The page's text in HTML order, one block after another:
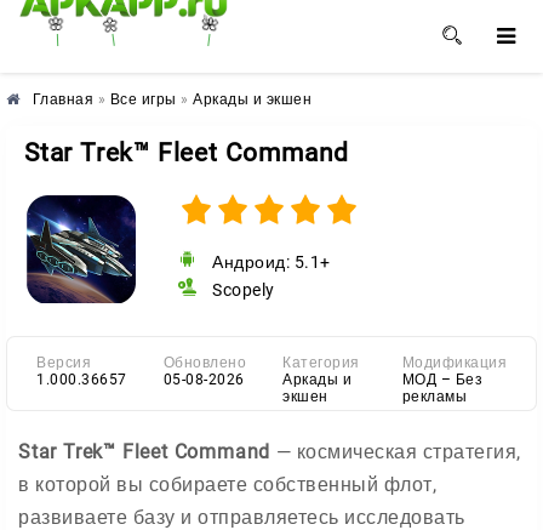
🌸 🌼 🌺
Главная » Все игры » Аркады и экшен
Star Trek™ Fleet Command
Андроид: 5.1+
Scopely
Версия
1.000.36657
Обновлено
05-08-2026
Категория
Аркады и
экшен
Модификация
МОД – Без
рекламы
Star Trek™ Fleet Command — космическая стратегия,
в которой вы собираете собственный флот,
развиваете базу и отправляетесь исследовать